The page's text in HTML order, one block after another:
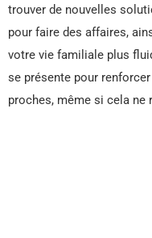
trouver de nouvelles
pour faire des affaires,
votre vie familiale plus
se présente pour
proches, même si cela ne